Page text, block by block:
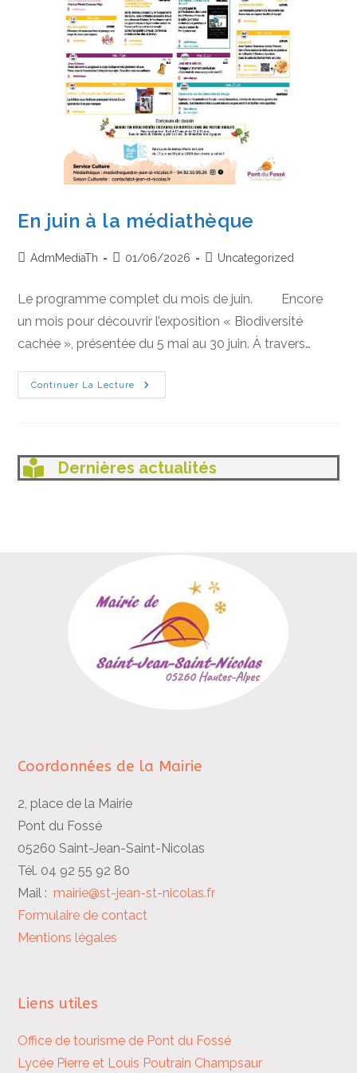
En juin à la médiathèque
Auteur/autrice
la
publication :
AdmMediaTh
Publication
01/06/2026
PostUncategorized
Le programme complet du mois de juin. Encore
un mois pour découvrir l’exposition « Biodiversité
cachée », présentée du 5 mai au 30 juin. À travers…
Continuer La Lecture
En
Juin
Dernières actualités
Coordonnées de la Mairie
2, place de la Mairie
Pont du Fossé
05260 Saint-Jean-Saint-Nicolas
Tél. 04 92 55 92 80
Mail :mairie@st-jean-st-nicolas.fr
Formulaire de contact
Mentions légales
Liens utiles
Office de tourisme de Pont du Fossé
Lycée Pierre et Louis Poutrain Champsaur